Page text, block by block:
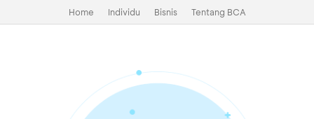
Home Individu Bisnis Tentang BCA